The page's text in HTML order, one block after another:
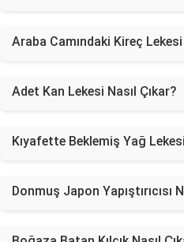
Araba Camındaki Kireç Lekesi
Adet Kan Lekesi Nasıl Çıkar?
Kıyafette Beklemiş Yağ
Donmuş Japon Yapıştırıcısı